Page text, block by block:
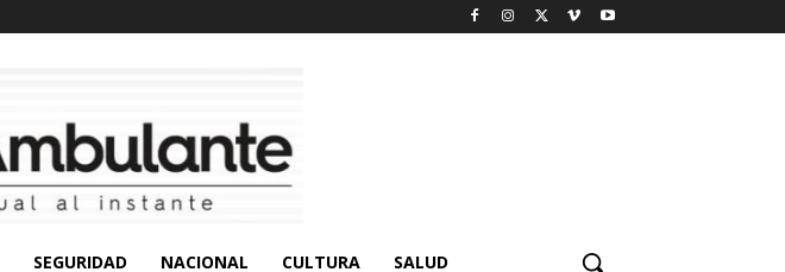
SEGURIDAD NACIONAL CULTURA SALUD